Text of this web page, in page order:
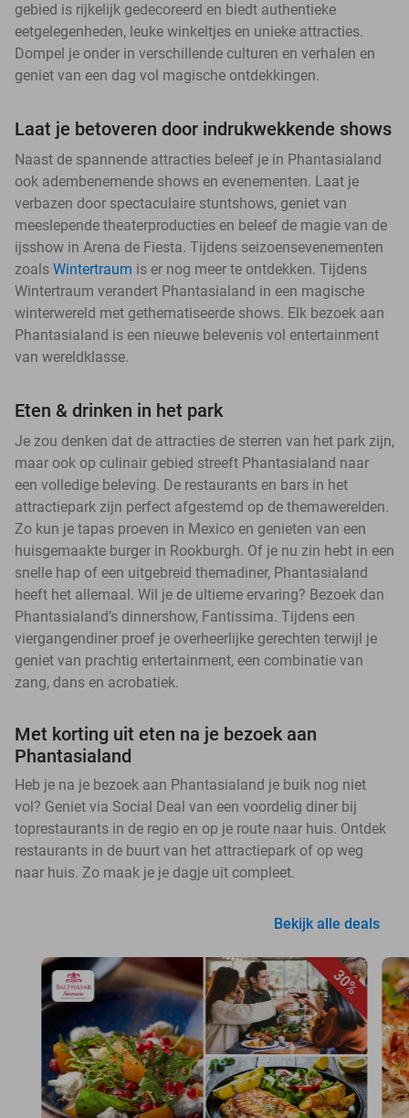
gebied is rijkelijk gedecoreerd en biedt authentieke
eetgelegenheden, leuke winkeltjes en unieke attracties.
Dompel je onder in verschillende culturen en verhalen en
geniet van een dag vol magische ontdekkingen.
Laat je betoveren door indrukwekkende shows
Naast de spannende attracties beleef je in Phantasialand
ook adembenemende shows en evenementen. Laat je
verbazen door spectaculaire stuntshows, geniet van
meeslepende theaterproducties en beleef de magie van de
ijsshow in Arena de Fiesta. Tijdens seizoensevenementen
zoals Wintertraum is er nog meer te ontdekken. Tijdens
Wintertraum verandert Phantasialand in een magische
winterwereld met gethematiseerde shows. Elk bezoek aan
Phantasialand is een nieuwe belevenis vol entertainment
van wereldklasse.
Eten & drinken in het park
Je zou denken dat de attracties de sterren van het park zijn,
maar ook op culinair gebied streeft Phantasialand naar
een volledige beleving. De restaurants en bars in het
attractiepark zijn perfect afgestemd op de themawerelden.
Zo kun je tapas proeven in Mexico en genieten van een
huisgemaakte burger in Rookburgh. Of je nu zin hebt in een
snelle hap of een uitgebreid themadiner, Phantasialand
heeft het allemaal. Wil je de ultieme ervaring? Bezoek dan
Phantasialand’s dinnershow, Fantissima. Tijdens een
viergangendiner proef je overheerlijke gerechten terwijl je
geniet van prachtig entertainment, een combinatie van
zang, dans en acrobatiek.
Met korting uit eten na je bezoek aan
Phantasialand
Heb je na je bezoek aan Phantasialand je buik nog niet
vol? Geniet via Social Deal van een voordelig diner bij
toprestaurants in de regio en op je route naar huis. Ontdek
restaurants in de buurt van het attractiepark of op weg
naar huis. Zo maak je je dagje uit compleet.
Bekijk alle deals
30%